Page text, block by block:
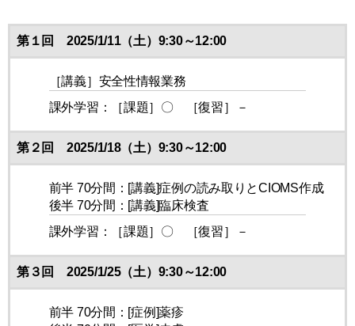
第１回 2025/1/11（土）9:30～12:00
［講義］安全性情報業務
課外学習：［課題］〇 ［復習］－
第２回 2025/1/18（土）9:30～12:00
前半 70分間：[講義]症例の読み取りとCIOMS作成
後半 70分間：[講義]臨床検査
課外学習：［課題］〇 ［復習］－
第３回 2025/1/25（土）9:30～12:00
前半 70分間：[症例]薬疹